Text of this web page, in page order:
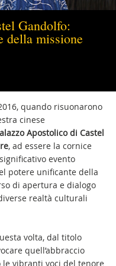
Gandolfo:
della missione
quando risuonarono
cinese
Apostolico di Castel
, ad essere la cornice
evento
potere unificante della
di apertura e dialogo
realtà culturali
volta, dal titolo
quell’abbraccio
vibranti voci del tenore